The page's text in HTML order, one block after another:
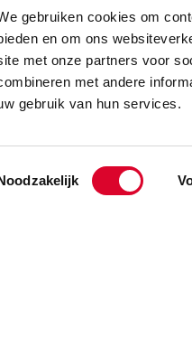
gebruiken cookies om
en om ons
met onze partners voor
met andere
gebruik van hun services.
Toestemmingsselectie